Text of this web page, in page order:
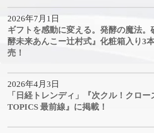
2026年7月1日
ギフトを感動に変える。発酵の魔法。
酵未来あんこー辻村式』化粧箱入り3
売！
2026年4月3日
「日経トレンディ」『次クル！クロー
TOPICS 最前線』に掲載！